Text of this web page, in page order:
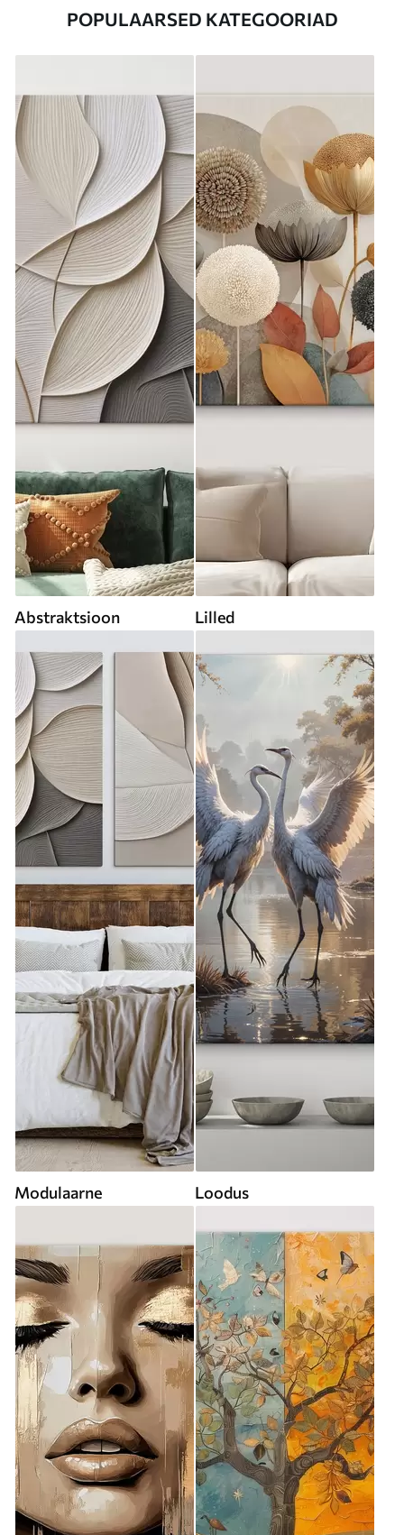
POPULAARSED KATEGOORIAD
Abstraktsioon Lilled
Modulaarne Loodus